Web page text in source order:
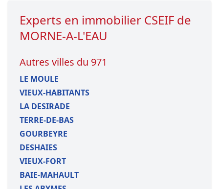
Experts en immobilier CSEIF de
MORNE-A-L'EAU
Autres villes du 971
LE MOULE
VIEUX-HABITANTS
LA DESIRADE
TERRE-DE-BAS
GOURBEYRE
DESHAIES
VIEUX-FORT
BAIE-MAHAULT